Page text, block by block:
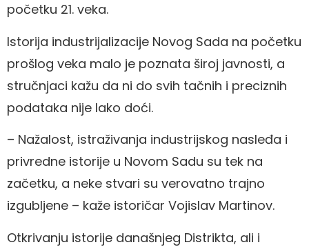
početku 21. veka.
Istorija industrijalizacije Novog Sada na početku
prošlog veka malo je poznata široj javnosti, a
stručnjaci kažu da ni do svih tačnih i preciznih
podataka nije lako doći.
– Nažalost, istraživanja industrijskog nasleđa i
privredne istorije u Novom Sadu su tek na
začetku, a neke stvari su verovatno trajno
izgubljene – kaže istoričar Vojislav Martinov.
Otkrivanju istorije današnjeg Distrikta, ali i